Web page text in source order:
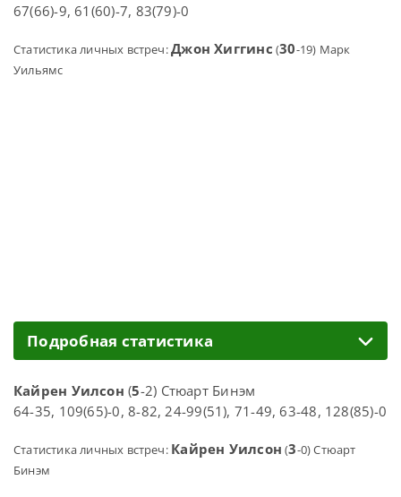
67(66)-9, 61(60)-7, 83(79)-0
Статистика личных встреч:Джон Хиггинс (30-19) Марк
Уильямс
Подробная статистика
Кайрен Уилсон (5-2) Стюарт Бинэм
64-35, 109(65)-0, 8-82, 24-99(51), 71-49, 63-48, 128(85)-0
Статистика личных встреч: Кайрен Уилсон (3-0) Стюарт
Бинэм